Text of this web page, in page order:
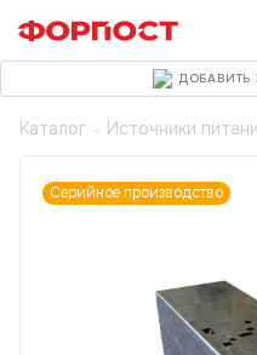
Каталог - Источники
Серийное производство